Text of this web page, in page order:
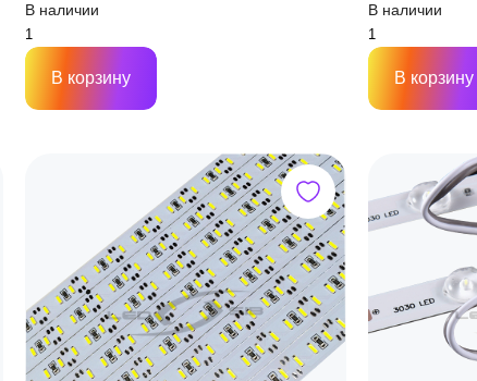
В наличии
В корзину
8мм
В наличии
В корзину